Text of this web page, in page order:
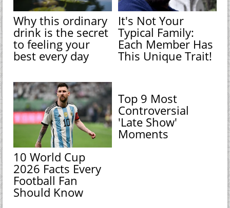
Why this ordinary
drink is the secret
to feeling your
best every day
It's Not Your
Typical Family:
Each Member Has
This Unique Trait!
10 World Cup
2026 Facts Every
Football Fan
Should Know
Top 9 Most
Controversial
'Late Show'
Moments